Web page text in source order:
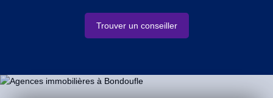
Trouver un conseiller